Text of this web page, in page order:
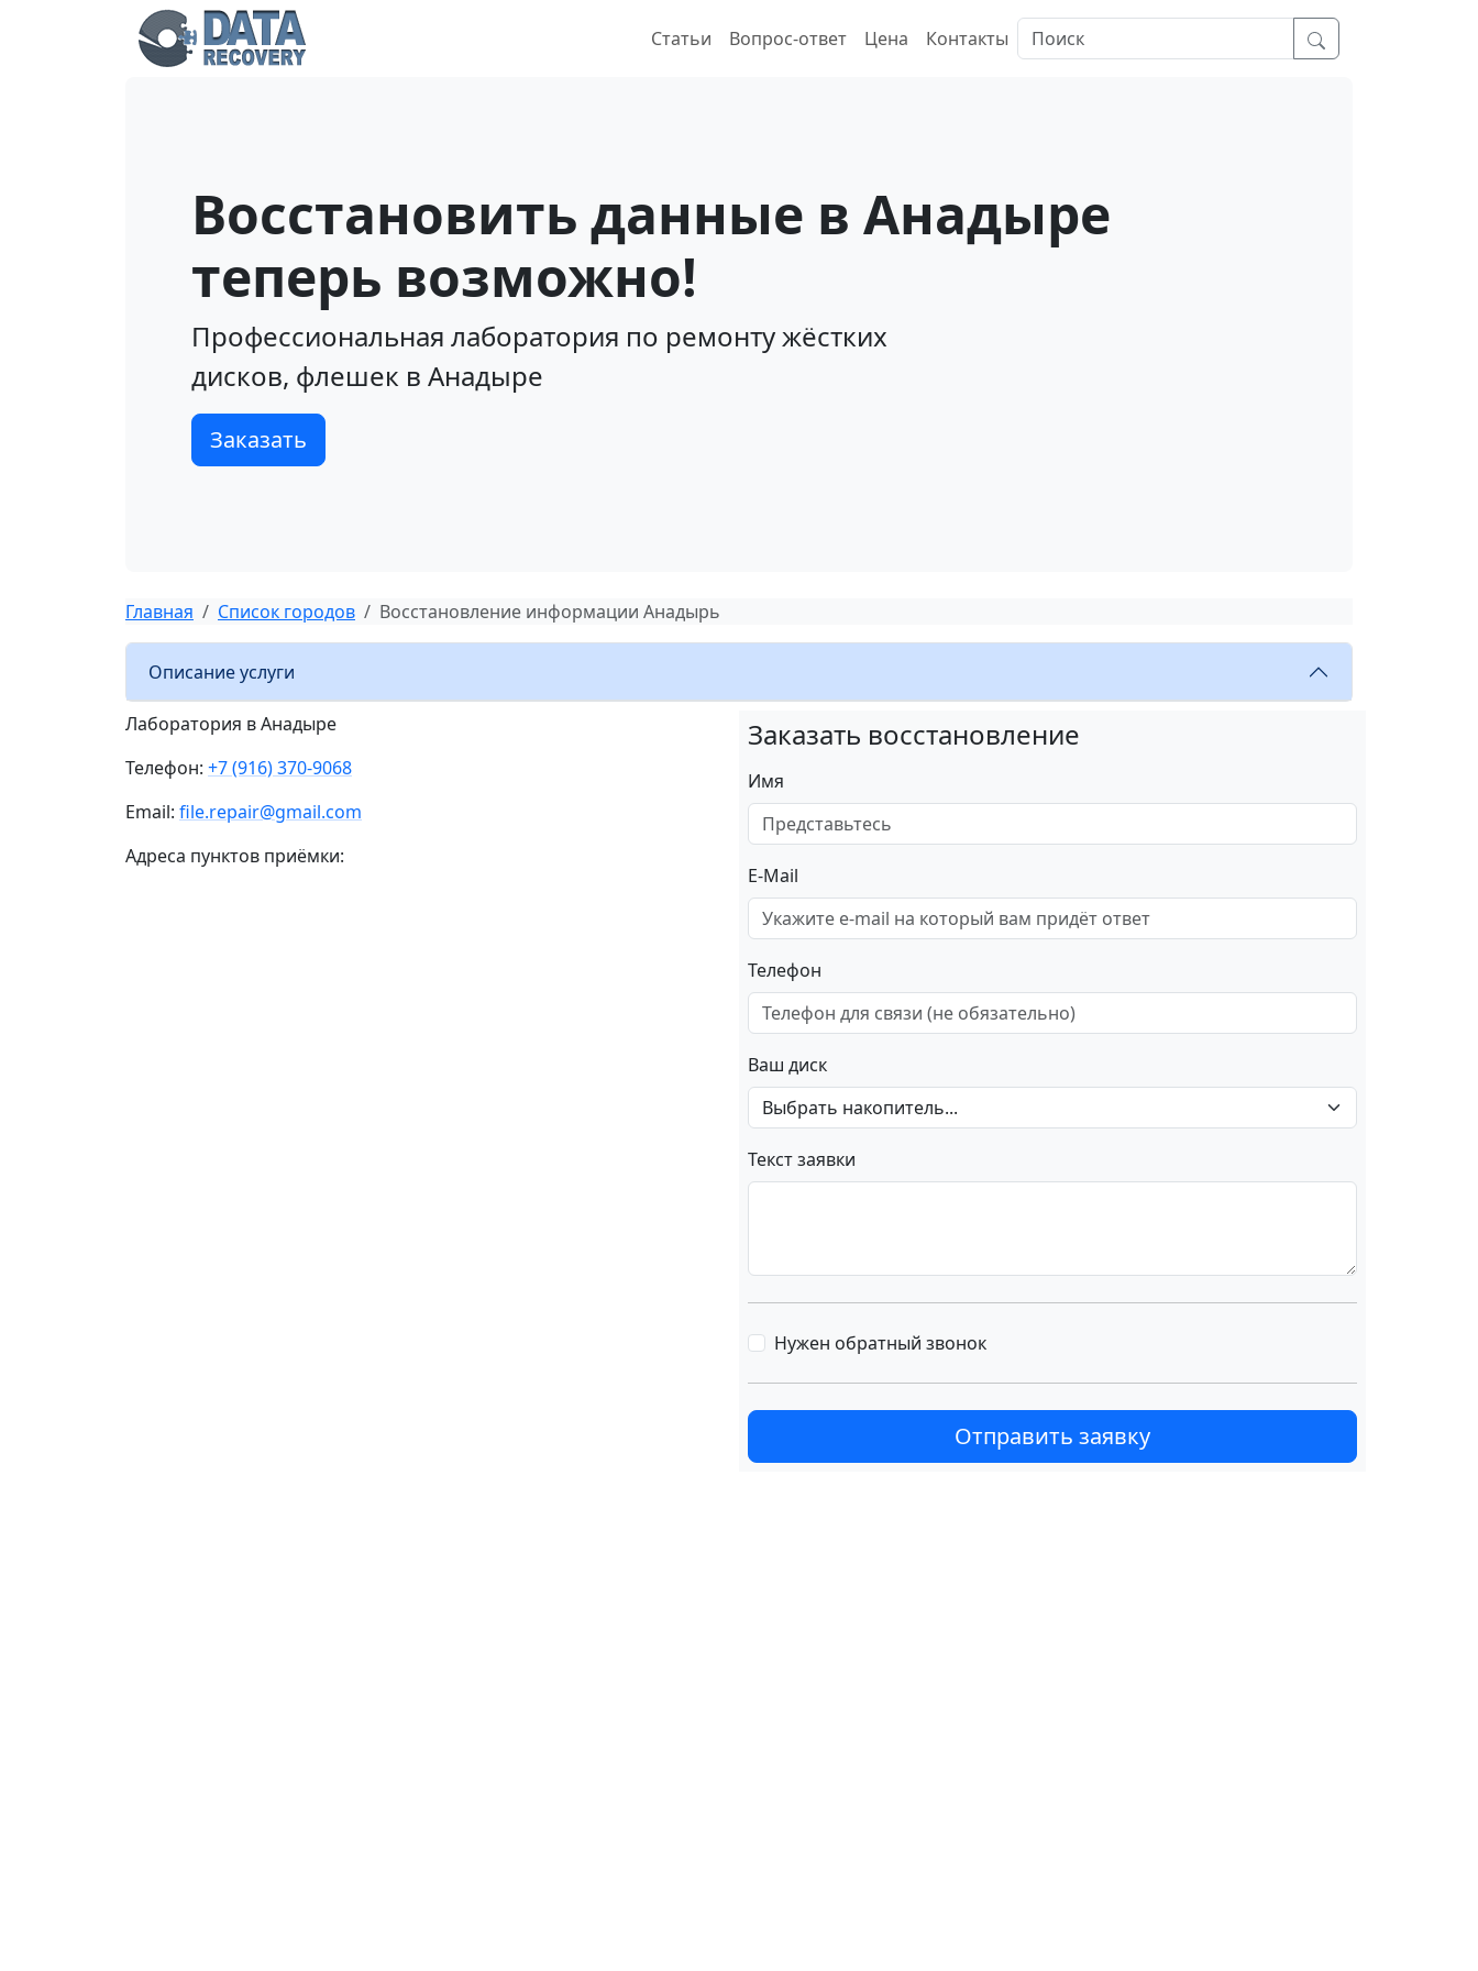
Статьи Вопрос-ответ Цена Контакты
Восстановить данные в Анадыре
теперь возможно!
Профессиональная лаборатория по ремонту жёстких
дисков, флешек в Анадыре
Заказать
Главная Список городов Восстановление информации Анадырь
Описание услуги
Лаборатория в Анадыре
Телефон: +7 (916) 370-9068
Email: file.repair@gmail.com
Адреса пунктов приёмки:
Заказать восстановление
Имя
E-Mail
Телефон
Ваш диск
Текст заявки
Нужен обратный звонок
Отправить заявку